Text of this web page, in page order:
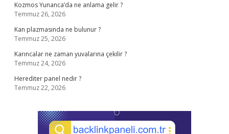
Kozmos Yunanca’da ne anlama gelir ?
Temmuz 26, 2026
Kan plazmasında ne bulunur ?
Temmuz 25, 2026
Karıncalar ne zaman yuvalarına çekilir ?
Temmuz 24, 2026
Herediter panel nedir ?
Temmuz 22, 2026